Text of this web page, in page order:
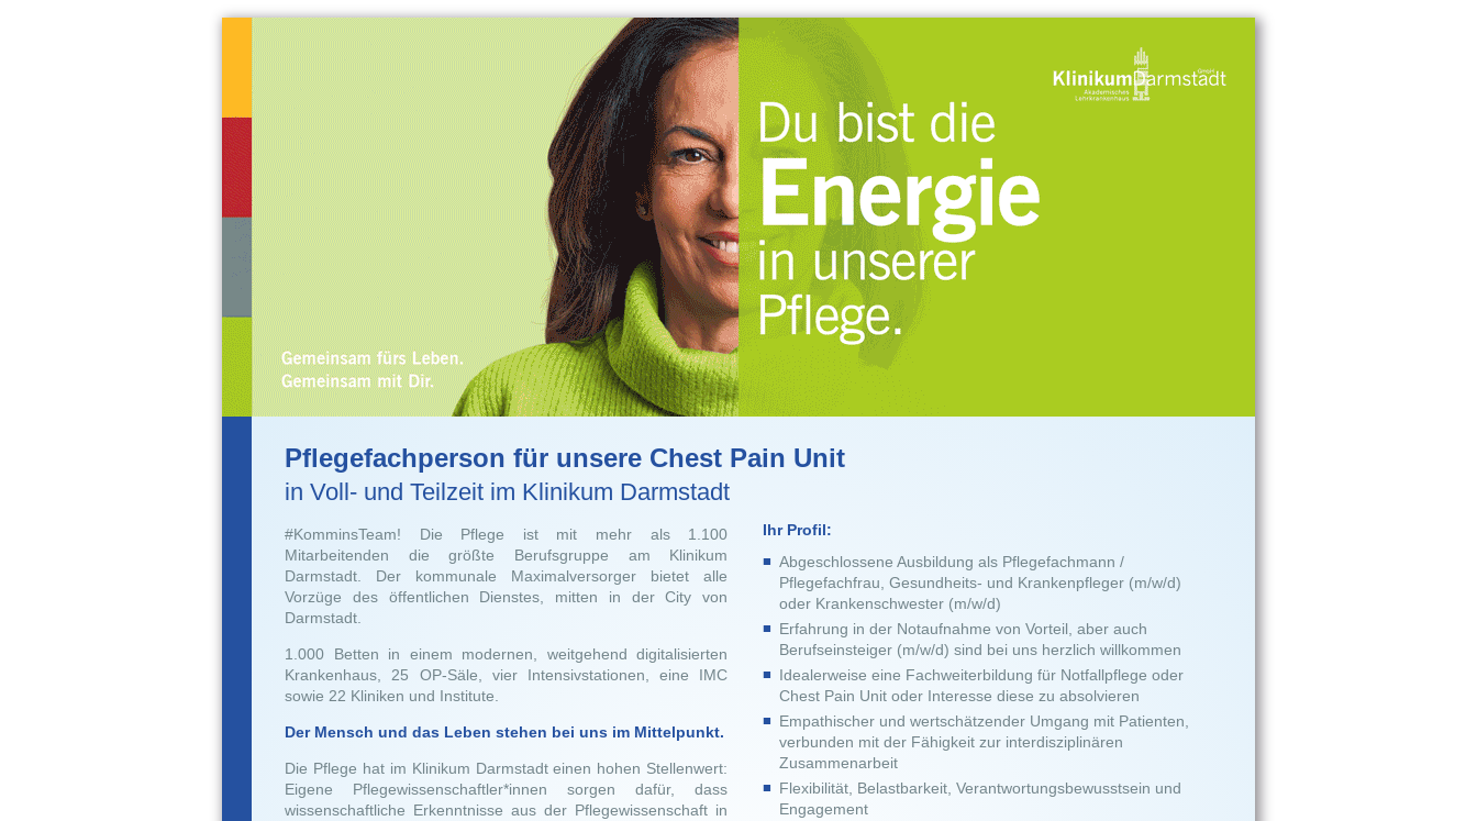
Pflegefachperson für unsere Chest Pain Unit
in Voll- und Teilzeit im Klinikum Darmstadt
#KomminsTeam! Die Pflege ist mit mehr als 1.100
Mitarbeitenden die größte Berufsgruppe am Klinikum
Darmstadt. Der kommunale Maximalversorger bietet alle
Vorzüge des öffentlichen Dienstes, mitten in der City von
Darmstadt.
1.000 Betten in einem modernen, weitgehend digitalisierten
Krankenhaus, 25 OP-Säle, vier Intensivstationen, eine IMC
sowie 22 Kliniken und Institute.
Der Mensch und das Leben stehen bei uns im Mittelpunkt.
Die Pflege hat im Klinikum Darmstadt einen hohen Stellenwert:
Eigene Pflegewissenschaftler*innen sorgen dafür, dass
wissenschaftliche Erkenntnisse aus der Pflegewissenschaft in
Ihr Profil:
Abgeschlossene Ausbildung als Pflegefachmann /
Pflegefachfrau, Gesundheits- und Krankenpfleger (m/w/d)
oder Krankenschwester (m/w/d)
Erfahrung in der Notaufnahme von Vorteil, aber auch
Berufseinsteiger (m/w/d) sind bei uns herzlich willkommen
Idealerweise eine Fachweiterbildung für Notfallpflege oder
Chest Pain Unit oder Interesse diese zu absolvieren
Empathischer und wertschätzender Umgang mit Patienten,
verbunden mit der Fähigkeit zur interdisziplinären
Zusammenarbeit
Flexibilität, Belastbarkeit, Verantwortungsbewusstsein und
Engagement